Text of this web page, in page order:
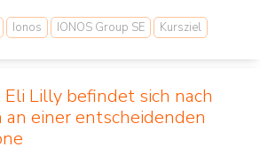
Ionos IONOS Group SE Kursziel
Lilly befindet sich nach
einer entscheidenden